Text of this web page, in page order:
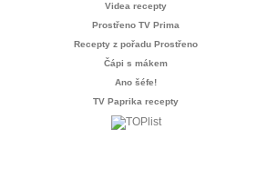
Videa recepty
Prostřeno TV Prima
Recepty z pořadu Prostřeno
Čápi s mákem
Ano šéfe!
TV Paprika recepty